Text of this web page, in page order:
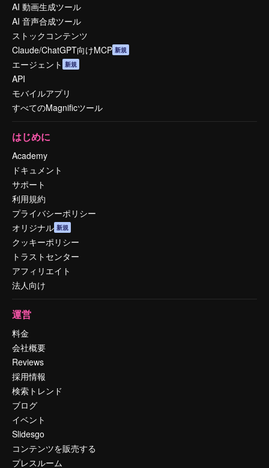
AI 動画生成ツール
AI 音声合成ツール
ストックコンテンツ
Claude/ChatGPT向けMCP 新規
エージェント 新規
API
モバイルアプリ
すべてのMagnificツール
はじめに
Academy
ドキュメント
サポート
利用規約
プライバシーポリシー
オリジナル 新規
クッキーポリシー
トラストセンター
アフィリエイト
法人向け
運営
料金
会社概要
Reviews
採用情報
検索トレンド
ブログ
イベント
Slidesgo
コンテンツを販売する
プレスルーム